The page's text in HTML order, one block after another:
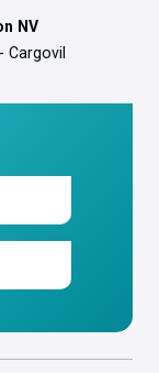
NV
Cargovil